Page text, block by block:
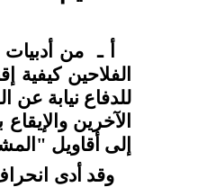
أ ـ
من أدبيات
الفلاحين كيفية
للدفاع نيابة
الآخرين
إلى أقاويل
وقد أدى